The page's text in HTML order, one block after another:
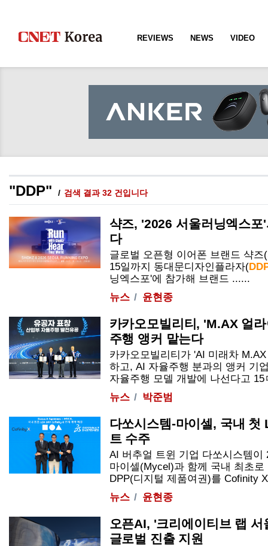
REVIEWS NEWS VIDEO
"DDP" 검색 결과 32 건입니다
샥즈, '2026 서울러닝엑스
다
글로벌 오픈형 이어폰 브랜드 샥즈
15일까지 동대문디자인플라자(
닝엑스포'에 참가해 브랜드 ......
뉴스
윤현종
카카오모빌리티, 'M.AX 얼
주행 앵커 맡는다
카카오모빌리티가 'AI 미래차
하고, AI 자율주행 분과의 앵커 기
자율주행 모델 개발에 나선다고
뉴스
박준범
다쏘시스템-마이셀, 국내 첫
트 수주
AI 버추얼 트윈 기업 다쏘시스템이
마이셀(Mycel)과 함께 국내 최초로
DPP(디지털 제품여권)를 Cofinity
뉴스
윤현종
오픈AI, '크리에이티브 랩
글로벌 진출 지원